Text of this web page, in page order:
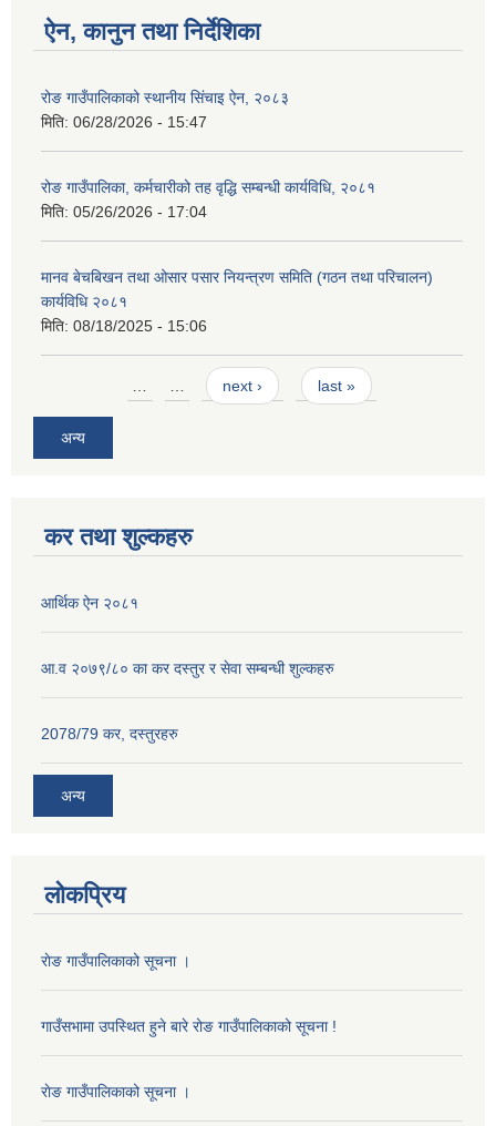
ऐन, कानुन तथा निर्देशिका
रोङ गाउँपालिकाको स्थानीय सिंचाइ ऐन, २०८३
मिति: 06/28/2026 - 15:47
रोङ गाउँपालिका, कर्मचारीको तह वृद्धि सम्बन्धी कार्यविधि, २०८१
मिति: 05/26/2026 - 17:04
मानव बेचबिखन तथा ओसार पसार नियन्त्रण समिति (गठन तथा परिचालन)
कार्यविधि २०८१
मिति: 08/18/2025 - 15:06
… … next › last »
अन्य
कर तथा शुल्कहरु
आर्थिक ऐन २०८१
आ.व २०७९/८० का कर दस्तुर र सेवा सम्बन्धी शुल्कहरु
2078/79 कर, दस्तुरहरु
अन्य
लोकप्रिय
राेङ गाउँपालिकाको सूचना ।
गाउँसभामा उपस्थित हुने बारे रोङ गाउँपालिकाको सूचना !
राेङ गाउँपालिकाको सूचना ।